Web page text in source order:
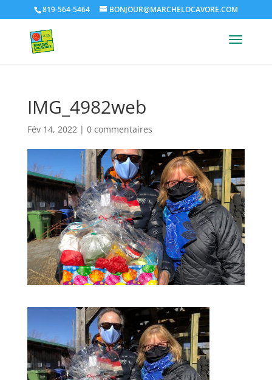
819-564-5464 BONJOUR@MARCHELOCAVORE.COM
IMG_4982web
Fév 14, 2022| 0 commentaires